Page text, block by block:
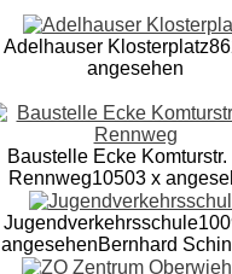
Adelhauser Klosterplatz
angesehen
Baustelle Ecke Komturstr.
Rennweg10503 x
Jugendverkehrsschule
angesehenBernhard